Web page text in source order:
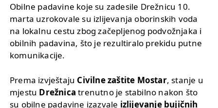
Obilne padavine koje su zadesile Drežnicu 10.
marta uzrokovale su izlijevanja oborinskih voda
na lokalnu cestu zbog začepljenog podvožnjaka i
obilnih padavina, što je rezultiralo prekidu putne
komunikacije.
Prema izvještaju Civilne zaštite Mostar, stanje u
mjestu Drežnica trenutno je stabilno nakon što
su obilne padavine izazvale izlijevanje bujičnih